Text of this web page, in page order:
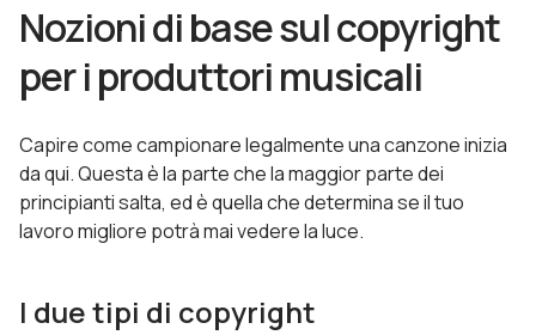
Nozioni di base sul copyright
per i produttori musicali
Capire come campionare legalmente una canzone inizia
da qui. Questa è la parte che la maggior parte dei
principianti salta, ed è quella che determina se il tuo
lavoro migliore potrà mai vedere la luce.
I due tipi di copyright